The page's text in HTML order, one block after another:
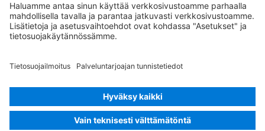
Rescue Card Henkilöauto Versio 07/2026 03.8 ID-Nr.: 177.186
© 2026Mercedes-Benz AG
Tarjoajan tunnus
Evästeasetukset Evästeet